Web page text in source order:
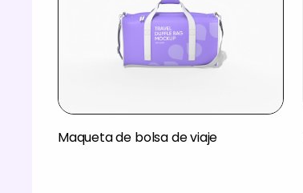
Maqueta de bolsa de viaje